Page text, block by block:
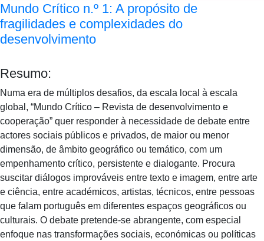
Mundo Crítico n.º 1: A propósito de
fragilidades e complexidades do
desenvolvimento
Resumo:
Numa era de múltiplos desafios, da escala local à escala
global, “Mundo Crítico – Revista de desenvolvimento e
cooperação” quer responder à necessidade de debate entre
actores sociais públicos e privados, de maior ou menor
dimensão, de âmbito geográfico ou temático, com um
empenhamento crítico, persistente e dialogante. Procura
suscitar diálogos improváveis entre texto e imagem, entre arte
e ciência, entre académicos, artistas, técnicos, entre pessoas
que falam português em diferentes espaços geográficos ou
culturais. O debate pretende-se abrangente, com especial
enfoque nas transformações sociais, económicas ou políticas